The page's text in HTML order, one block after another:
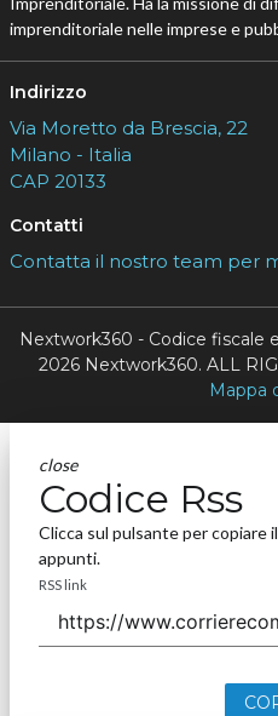
imprenditoriale nelle imprese e
Indirizzo
Via Moretto da Brescia, 22
Milano - Italia
CAP 20133
Contatti
Contatta il nostro team per
Nextwork360 - Codice fiscale
2026 Nextwork360. ALL
Mappa
close
Codice Rss
Clicca sul pulsante per copiare
appunti.
RSS link